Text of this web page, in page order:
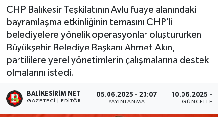
CHP Balıkesir Teşkilatının Avlu fuaye alanındaki
bayramlaşma etkinliğinin temasını CHP'li
belediyelere yönelik operasyonlar oluştururken
Büyükşehir Belediye Başkanı Ahmet Akın,
partililere yerel yönetimlerin çalışmalarına destek
olmalarını istedi.
BALIKESIRIM NET
GAZETECI | EDITÖR
05.06.2025 - 23:07
YAYINLANMA
10.06.2025 -